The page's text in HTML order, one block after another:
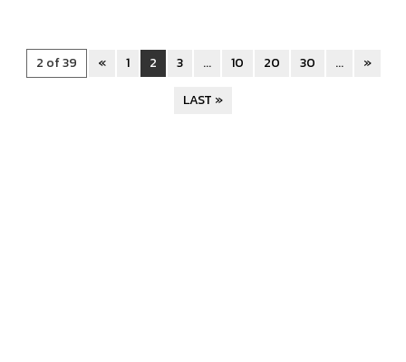
2 of 39 « 1 2 3 ... 10 20 30 ...
»
LAST »